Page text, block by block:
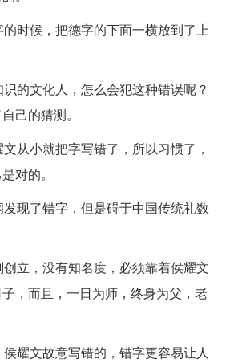
时候，把德字的下面一横放到了上
的文化人，怎么会犯这种错误呢？
己的猜测。
从小就把字写错了，所以习惯了，
对的。
现了错字，但是碍于中国传统礼数
立，没有知名度，必须靠着侯耀文
，而且，一日为师，终身为父，老
耀文故意写错的，错字更容易让人